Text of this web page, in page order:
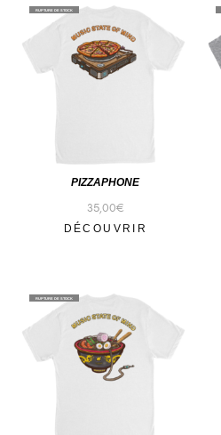
RUPTURE DE STOCK
PIZZAPHONE
35,00€
DÉCOUVRIR
RUPTURE DE STOCK